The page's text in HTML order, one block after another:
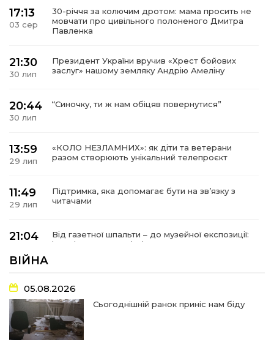
17:13
03 сер
30-річчя за колючим дротом: мама просить не
мовчати про цивільного полоненого Дмитра
Павленка
21:30
30 лип
Президент України вручив «Хрест бойових
заслуг» нашому земляку Андрію Амеліну
20:44
30 лип
“Синочку, ти ж нам обіцяв повернутися”
13:59
29 лип
«КОЛО НЕЗЛАМНИХ»: як діти та ветерани
разом створюють унікальний телепроєкт
11:49
29 лип
Підтримка, яка допомагає бути на зв’язку з
читачами
21:04
Від газетної шпальти – до музейної експозиції:
історії Героїв Барвінківщини стали частиною
17:18
27 лип
У Барвінківській громаді вшанували людей
найгуманнішої професії
16:29
22 лип
Медики Барвінківської громади
вдосконалюють професійні навички
ВІЙНА
05.08.2026
Сьогоднішній ранок приніс нам біду